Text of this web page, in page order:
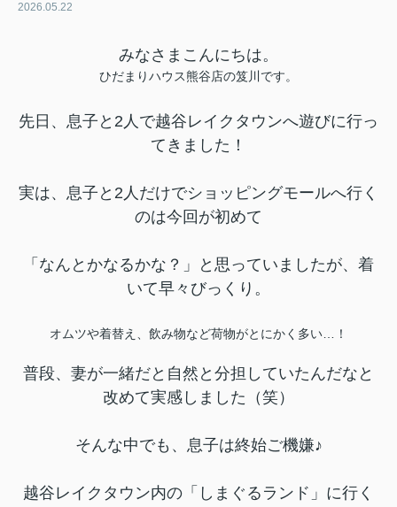
2026.05.22
みなさまこんにちは。
ひだまりハウス熊谷店の笈川です。
先日、息子と2人で越谷レイクタウンへ遊びに行っ
てきました！
実は、息子と2人だけでショッピングモールへ行く
のは今回が初めて
「なんとかなるかな？」と思っていましたが、着
いて早々びっくり。
オムツや着替え、飲み物など荷物がとにかく多い…！
普段、妻が一緒だと自然と分担していたんだなと
改めて実感しました（笑）
そんな中でも、息子は終始ご機嫌♪
越谷レイクタウン内の「しまぐるランド」に行く